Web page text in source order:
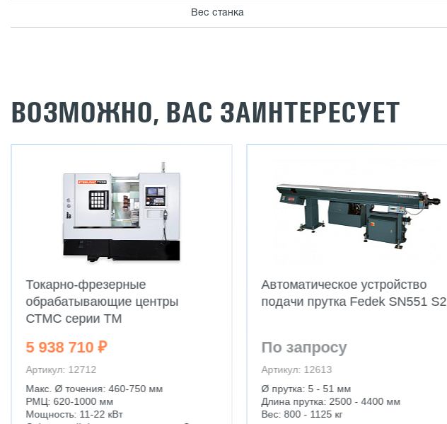
Вес станка
ВОЗМОЖНО, ВАС ЗАИНТЕРЕСУЕТ
Токарно-фрезерные
обрабатывающие центры
СТМС серии TМ
5 938 710 ₽
Артикул: 12712
Макс. Ø точения: 460-750 мм
РМЦ: 620-1000 мм
Мощность: 11-22 кВт
Автоматическое устройство
подачи прутка Fedek SN551 S2
По запросу
Артикул: 12613
Ø прутка: 5 - 51 мм
Длина прутка: 2500 - 4400 мм
Вес: 800 - 1125 кг